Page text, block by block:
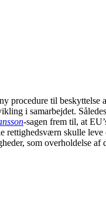
procedure til beskyttelse
i samarbejdet.
-sagen frem til, at
rettighedsværn skulle
som overholdelse af